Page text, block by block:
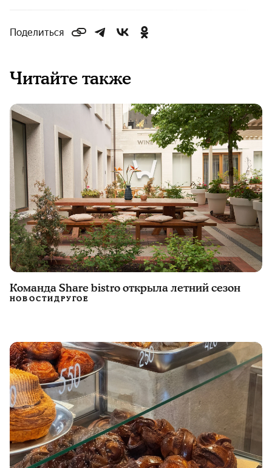
Поделиться
Читайте также
Команда Share bistro открыла летний сезон
НОВОСТИДРУГОЕ